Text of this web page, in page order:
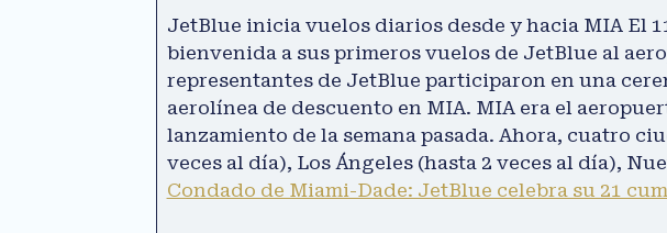
JetBlue inicia vuelos diarios desde y hacia MIA El
bienvenida a sus primeros vuelos de JetBlue al
representantes de JetBlue participaron en una
aerolínea de descuento en MIA. MIA era el
lanzamiento de la semana pasada. Ahora, cuatro
veces al día), Los Ángeles (hasta 2 veces al día),
Condado de Miami-Dade: JetBlue celebra su 21